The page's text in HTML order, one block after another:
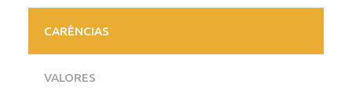
CARÊNCIAS
VALORES